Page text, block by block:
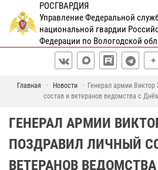
РОСГВАРДИЯ
Управление Федеральной
национальной гвардии
Федерации по Вологодской
Главная Новости
Генерал армии Виктор
состав и ветеранов ведомства с
ГЕНЕРАЛ АРМИИ
ПОЗДРАВИЛ ЛИЧНЫЙ
ВЕТЕРАНОВ